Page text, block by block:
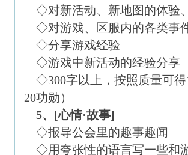
◇对新活动、新地图的体验
◇对游戏、区服内的各类事
◇分享游戏经验
◇游戏中新活动的经验分享
◇300字以上，按照质量可得
20功勋）
5、[心情·故事]
◇报导公会里的趣事趣闻
◇用夸张性的语言写一些和